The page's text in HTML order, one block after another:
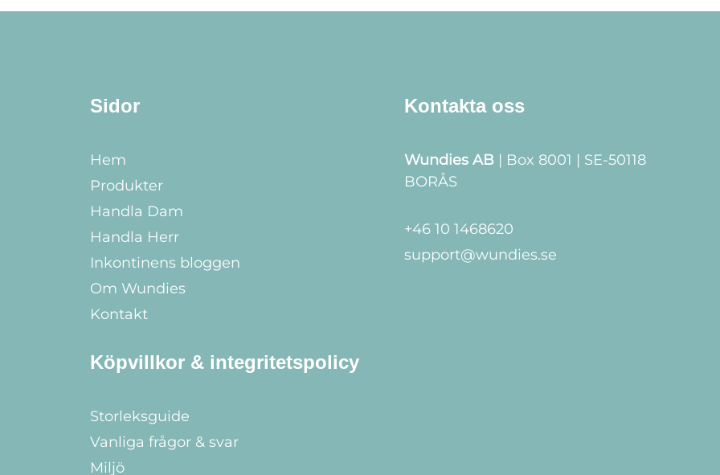
Sidor
Hem
Produkter
Handla Dam
Handla Herr
Inkontinens bloggen
Om Wundies
Kontakt
Köpvillkor & integritetspolicy
Storleksguide
Vanliga frågor & svar
Miljö
Kontakta oss
Wundies AB | Box 8001 | SE-50118
BORÅS
+46 10 1468620
support@wundies.se